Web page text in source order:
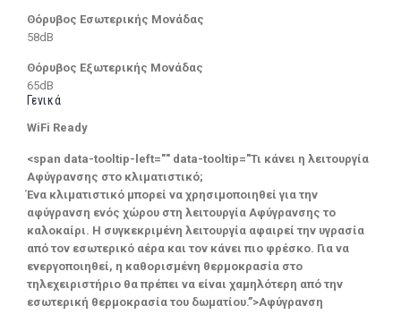
Θόρυβος Εσωτερικής Μονάδας
58dB
Θόρυβος Εξωτερικής Μονάδας
65dB
Γενικά
WiFi Ready
<span data-tooltip-left="" data-tooltip="Τι κάνει η λειτουργία
Αφύγρανσης στο κλιματιστικό;
Ένα κλιματιστικό μπορεί να χρησιμοποιηθεί για την
αφύγρανση ενός χώρου στη λειτουργία Αφύγρανσης το
καλοκαίρι. Η συγκεκριμένη λειτουργία αφαιρεί την υγρασία
από τον εσωτερικό αέρα και τον κάνει πιο φρέσκο. Για να
ενεργοποιηθεί, η καθορισμένη θερμοκρασία στο
τηλεχειριστήριο θα πρέπει να είναι χαμηλότερη από την
εσωτερική θερμοκρασία του δωματίου.”>Αφύγρανση